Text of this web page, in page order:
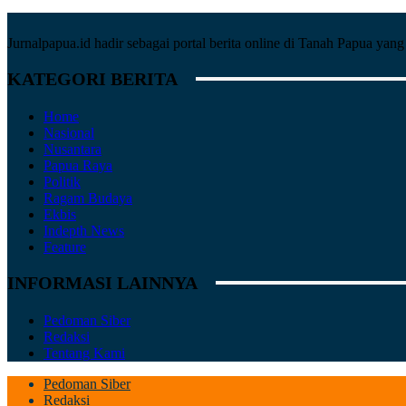
Jurnalpapua.id hadir sebagai portal berita online di Tanah Papua
KATEGORI BERITA
Home
Nasional
Nusantara
Papua Raya
Politik
Ragam Budaya
Ekbis
Indepth News
Feature
INFORMASI LAINNYA
Pedoman Siber
Redaksi
Tentang Kami
Pedoman Siber
Redaksi